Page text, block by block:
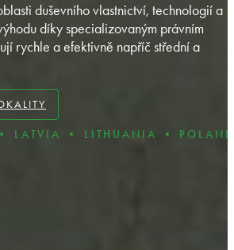
duševního vlastnictví, technologií a
díky specializovaným právním
rychle a efektivně napříč střední a
• POLAND •